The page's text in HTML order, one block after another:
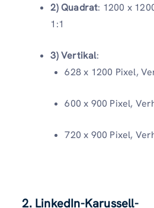
2) Quadrat: 1200 x
1:1
3) Vertikal:
628 x 1200 Pixel,
600 x 900 Pixel,
720 x 900 Pixel,
2. LinkedIn-Karussell-